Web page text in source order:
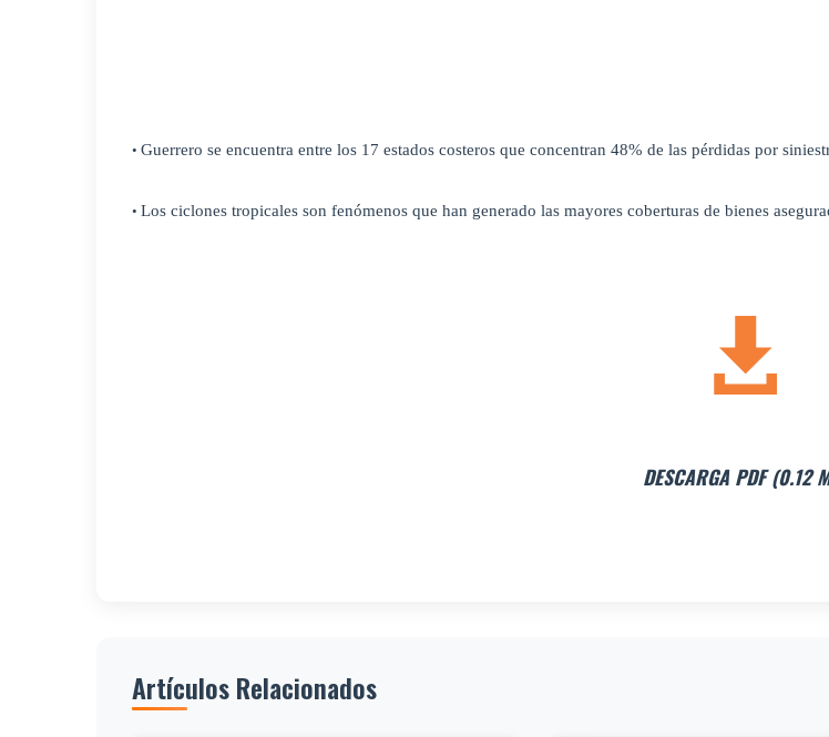
• Guerrero se encuentra entre los 17 estados costeros que concentran 48% de las pérdidas por
• Los ciclones tropicales son fenómenos que han generado las mayores coberturas de bienes
DESCARGA PDF (0.12
Artículos Relacionados